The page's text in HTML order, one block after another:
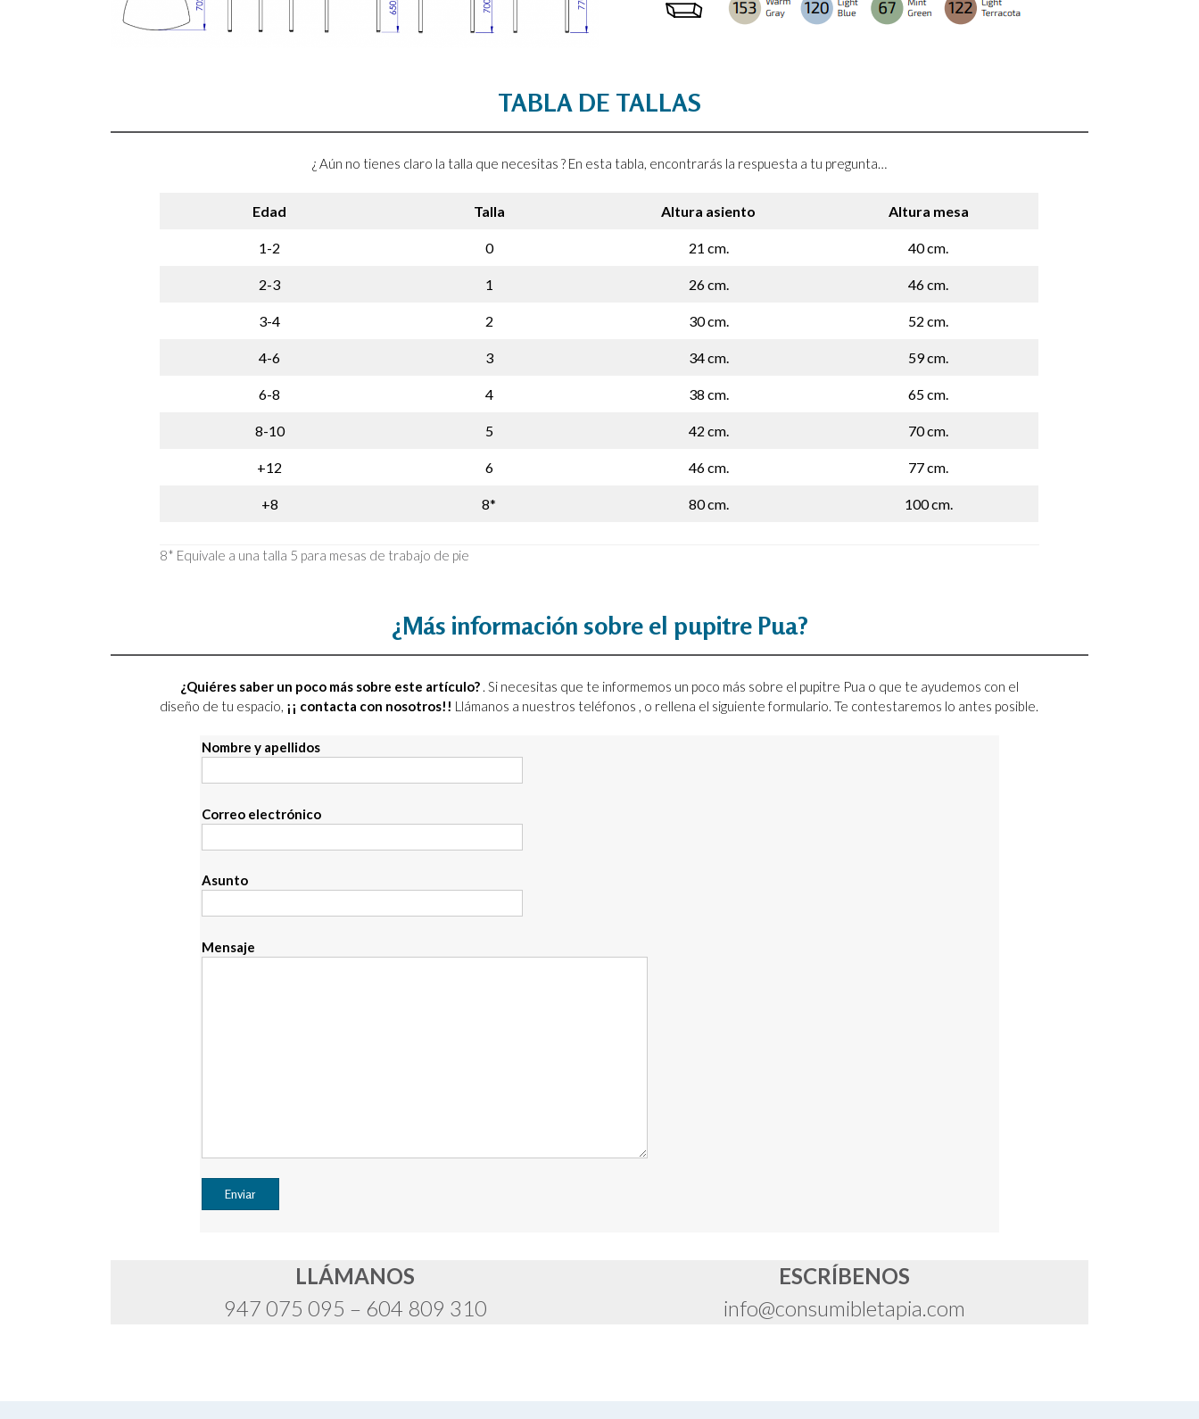
TABLA DE TALLAS
¿ Aún no tienes claro la talla que necesitas ? En esta tabla, encontrarás la respuesta a tu pregunta…
Edad Talla Altura asiento Altura mesa
1-2 0 21 cm. 40 cm.
2-3 1 26 cm. 46 cm.
3-4 2 30 cm. 52 cm.
4-6 3 34 cm. 59 cm.
6-8 4 38 cm. 65 cm.
8-10 5 42 cm. 70 cm.
+12 6 46 cm. 77 cm.
+8 8* 80 cm. 100 cm.
8* Equivale a una talla 5 para mesas de trabajo de pie
¿Más información sobre el pupitre Pua?
¿Quiéres saber un poco más sobre este artículo?. Si necesitas que te informemos un poco más sobre el pupitre Pua o que te ayudemos con el
diseño de tu espacio, ¡¡ contacta con nosotros!! Llámanos a nuestros teléfonos , o rellena el siguiente formulario. Te contestaremos lo antes posible.
Nombre y apellidos
Correo electrónico
Asunto
Mensaje
LLÁMANOS
947 075 095 – 604 809 310
ESCRÍBENOS
info@consumibletapia.com